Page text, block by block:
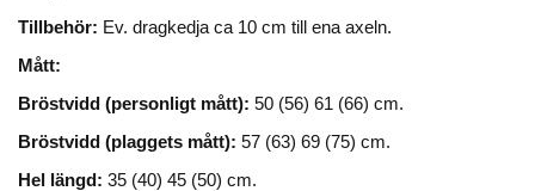
Tillbehör: Ev. dragkedja ca 10 cm till ena axeln.
Mått:
Bröstvidd (personligt mått): 50 (56) 61 (66) cm.
Bröstvidd (plaggets mått): 57 (63) 69 (75) cm.
Hel längd: 35 (40) 45 (50) cm.